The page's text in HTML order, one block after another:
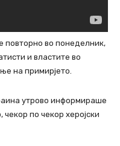
повторно во понеделник,
и властите во
на примирјето.
утрово информираше
по чекор херојски